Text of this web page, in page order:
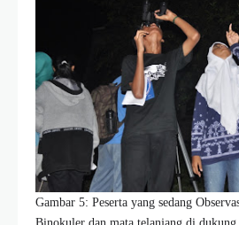
Gambar 5: Peserta yang sedang